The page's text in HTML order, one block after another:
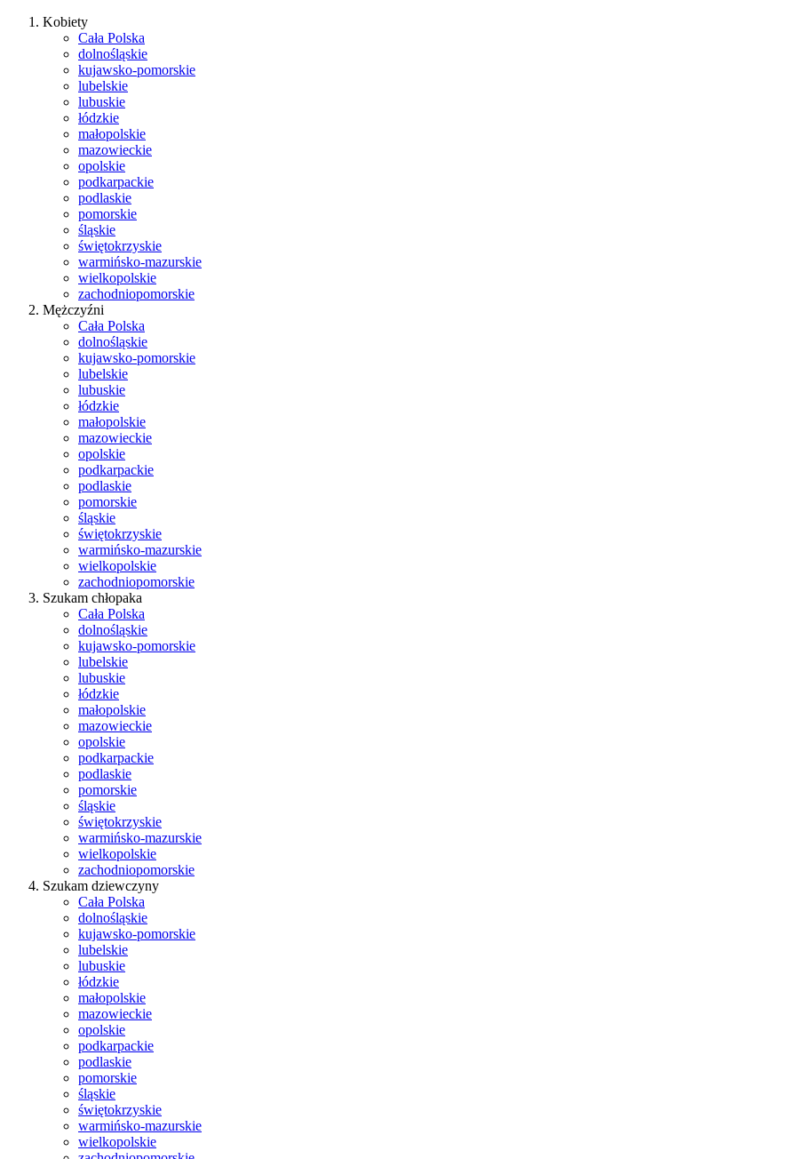
Kobiety
Cała Polska
dolnośląskie
kujawsko-pomorskie
lubelskie
lubuskie
łódzkie
małopolskie
mazowieckie
opolskie
podkarpackie
podlaskie
pomorskie
śląskie
świętokrzyskie
warmińsko-mazurskie
wielkopolskie
zachodniopomorskie
Mężczyźni
Cała Polska
dolnośląskie
kujawsko-pomorskie
lubelskie
lubuskie
łódzkie
małopolskie
mazowieckie
opolskie
podkarpackie
podlaskie
pomorskie
śląskie
świętokrzyskie
warmińsko-mazurskie
wielkopolskie
zachodniopomorskie
Szukam chłopaka
Cała Polska
dolnośląskie
kujawsko-pomorskie
lubelskie
lubuskie
łódzkie
małopolskie
mazowieckie
opolskie
podkarpackie
podlaskie
pomorskie
śląskie
świętokrzyskie
warmińsko-mazurskie
wielkopolskie
zachodniopomorskie
Szukam dziewczyny
Cała Polska
dolnośląskie
kujawsko-pomorskie
lubelskie
lubuskie
łódzkie
małopolskie
mazowieckie
opolskie
podkarpackie
podlaskie
pomorskie
śląskie
świętokrzyskie
warmińsko-mazurskie
wielkopolskie